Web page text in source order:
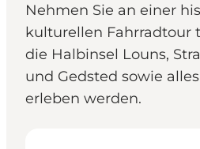
Nehmen Sie an einer
kulturellen Fahrradtour
die Halbinsel Louns,
und Gedsted sowie
erleben werden.